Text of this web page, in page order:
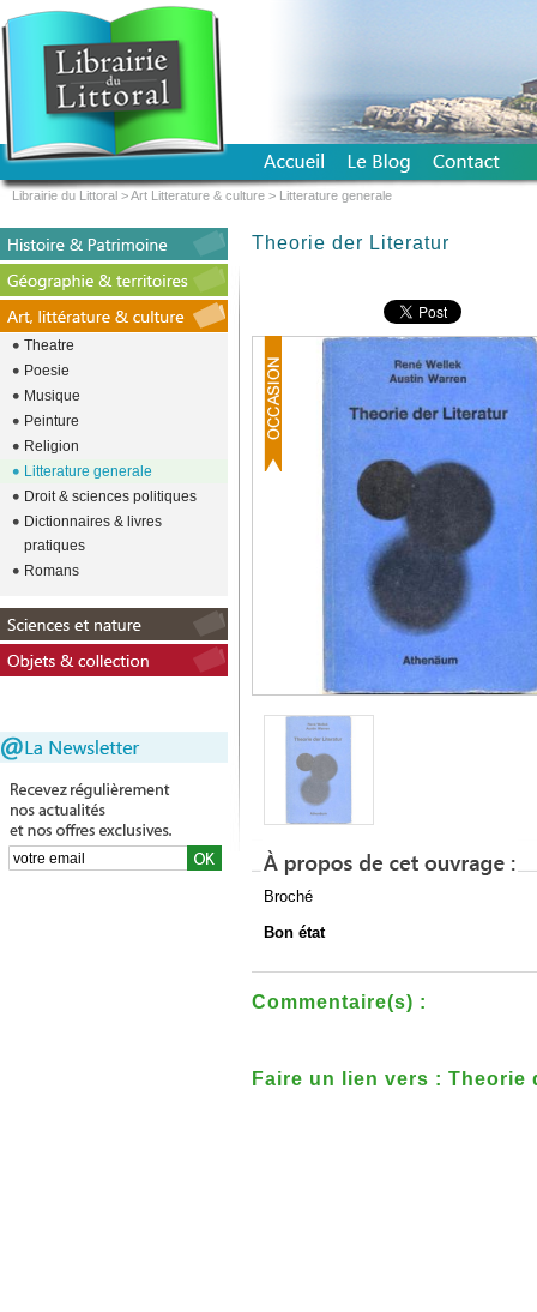
Theorie der Literatur
Broché
Bon état
Commentaire(s) :
Faire un lien vers : Theorie
Theatre
Poesie
Musique
Peinture
Religion
Litterature generale
Droit & sciences politiques
Dictionnaires & livres
pratiques
Romans
Librairie du Littoral >Art Litterature & culture > Litterature generale